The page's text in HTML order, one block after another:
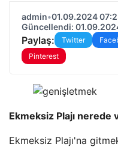
admin•01.09.2024
Güncellendi:
Paylaş: Twitter
Pinterest
Ekmeksiz Plajı nerede
Ekmeksiz Plajı'na